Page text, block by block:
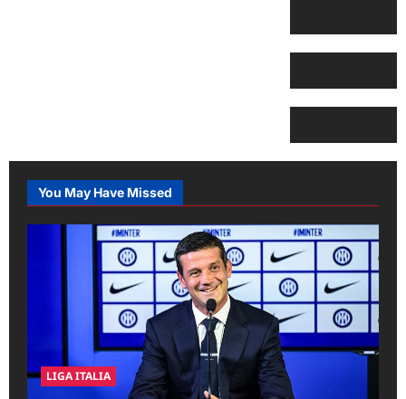
You May Have Missed
LIGA ITALIA